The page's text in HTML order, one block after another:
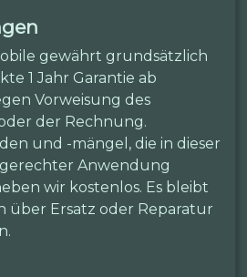
gewährt grundsätzlich
1 Jahr Garantie ab
Vorweisung des
der Rechnung.
und -mängel, die in dieser
Anwendung
wir kostenlos. Es bleibt
über Ersatz oder Reparatur